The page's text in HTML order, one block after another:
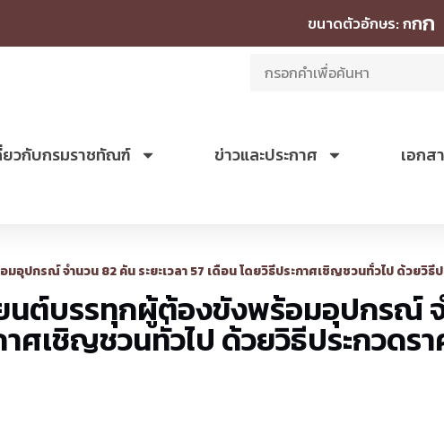
ขนาดตัวอักษร:กกก
ยวกับกรมราชทัณฑ์ ข่าวและประกาศ เอกส
อุปกรณ์ จำนวน 82 คัน ระยะเวลา 57 เดือน โดยวิธีประกาศเชิญชวนทั่วไป ด้วยวิ
นต์บรรทุกผู้ต้องขังพร้อมอุปกรณ์ จ
าศเชิญชวนทั่วไป ด้วยวิธีประกวด